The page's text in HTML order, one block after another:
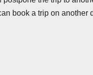
book a trip on another